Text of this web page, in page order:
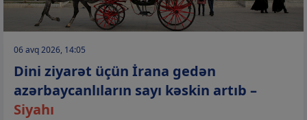
06 avq 2026, 14:05
Dini ziyarət üçün İrana gedən
azərbaycanlıların sayı kəskin artıb –
Siyahı